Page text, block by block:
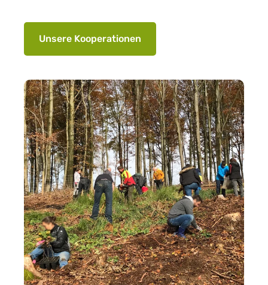
Unsere Kooperationen